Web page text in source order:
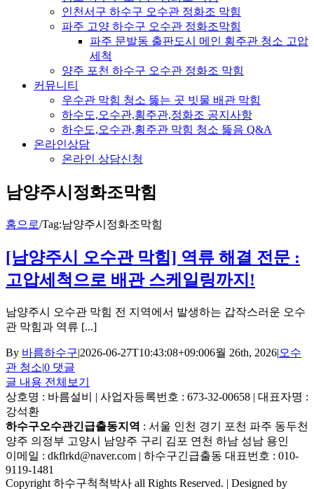
인천서구 하수구 오수관 정화조 막힘
파주 고양 하수구 오수관 정화조막힘
파주 문발동 출판도시 메인 횡주관 청소 고압
세척
양주 포천 하수구 오수관 정화조 막힘
커뮤니티
우수관 막힘 청소 뚫는 곳 빗물 배관 막힘
하수도,오수관,횡주관,정화조 공지사항
하수도,오수관,횡주관 막힘 청소 뚫음 Q&A
온라인상담
온라인 상담신청
남양주시정화조막힘
홈으로/Tag:남양주시정화조막힘
[남양주시 오수관 막힘] 역류 해결 전문 :
고압세척으로 배관 스케일링까지!
남양주시 오수관 막힘 전 지역에서 발생하는 갑작스러운 오수
관 막힘과 역류 [...]
By 바름하수구|2026-06-27T10:43:08+09:006월 26th, 2026|오수
관 청소|0 댓글
글 내용 전체보기
상호명 : 바름설비 | 사업자등록번호 : 673-32-00658 | 대표자명 :
강석환
하수구오수관긴급출동지역 : 서울 인천 경기 포천 파주 동두천
양주 의정부 고양시 남양주 구리 김포 연천 하남 성남 용인
이메일 : dkflrkd@naver.com | 하수구긴급출동 대표번호 : 010-
9119-1481
Copyright 하수구척척박사 all Rights Reserved. | Designed by